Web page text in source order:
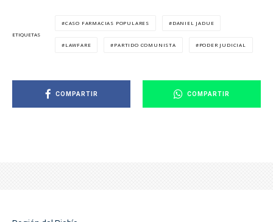
ETIQUETAS
CASO FARMACIAS POPULARES DANIEL JADUE
LAWFARE PARTIDO COMUNISTA PODER JUDICIAL
COMPARTIR COMPARTIR